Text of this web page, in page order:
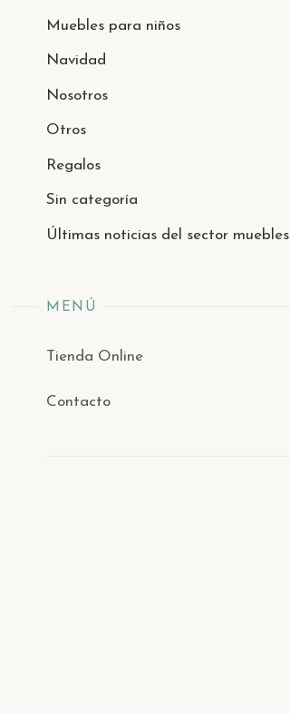
Muebles para niños
Navidad
Nosotros
Otros
Regalos
Sin categoría
Últimas noticias del sector muebles
MENÚ
Tienda Online
Contacto